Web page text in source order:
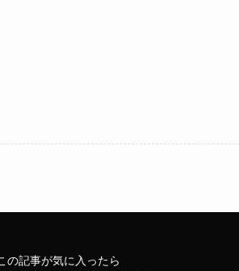
の記事が気に入ったら